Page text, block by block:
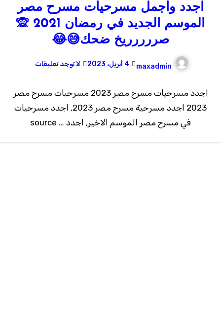
اجدد واجمل مسرحيات مسرح مصر
الموسم الجديد في رمضان 2021 🙊
صررررريخ ضحك😅😂
maxadmin 4 أبريل، 2023 لا توجد تعليقات
اجدد مسرحيات مسرح مصر 2023 مسرحيات مسرح مصر
2023 اجدد مسرحية مسرح مصر 2023, اجدد مسرحيات
في مسرح مصر الموسم الاخير, اجدد … source